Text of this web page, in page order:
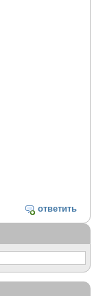
ответить